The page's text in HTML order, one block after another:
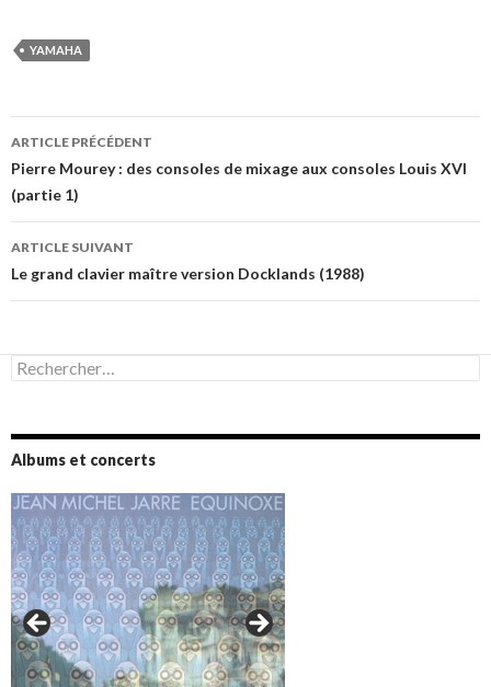
YAMAHA
Navigation
des
articles
ARTICLE PRÉCÉDENT
Pierre Mourey : des consoles de mixage aux consoles Louis XVI
(partie 1)
ARTICLE SUIVANT
Le grand clavier maître version Docklands (1988)
Rechercher :
Albums et concerts